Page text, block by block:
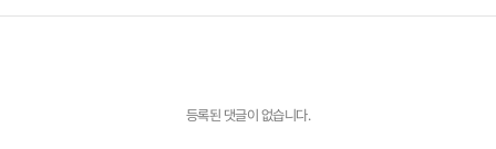
등록된 댓글이 없습니다.